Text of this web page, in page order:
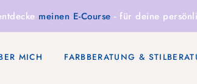
meinen E-Course - für deine
MICH FARBBERATUNG &